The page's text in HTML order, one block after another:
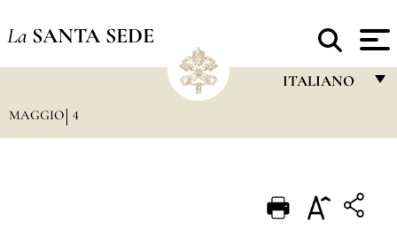
La SANTA SEDE
ITALIANO
PORTUGUÊS
MAGGIO 4